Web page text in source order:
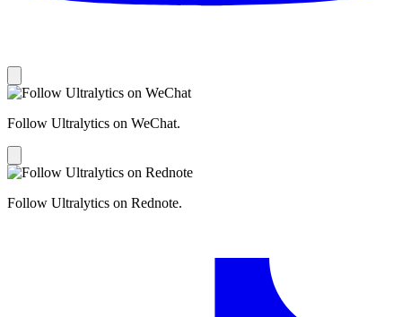
Follow Ultralytics on WeChat.
Follow Ultralytics on Rednote.